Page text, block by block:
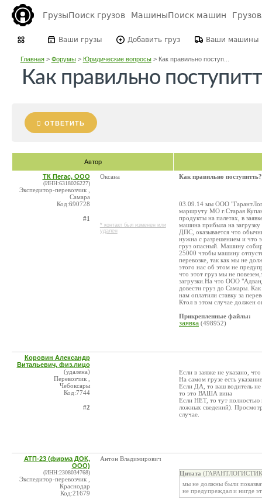
ГрузыПоиск грузов МашиныПоиск машин
Ваши грузы Добавить груз Ваши машины
Главная> Форумы> Юридические вопросы> Как правильно поступ...
Как правильно
ОТВЕТИТЬ
Автор
ТК Пегас, ООО
(ИНН:6318026227)
Экспедитор-перевозчик ,
Самара
Код:690728
#1
Оксана
* контакт был изменен или
удален
Как правильно поступитть?
03.09.14 мы ООО
маршруту МО г.Старая
продукты на палетах, в
машина прибыла на загрузку
ДПС, оказывается что
нужна с разрешением и что
груз опасный. Машину
25000 чтобы машину
перевозке, так как мы не
этого нас об этом не
что этот груз мы не
загрузки.На что ООО
довести груз до Самары.
нам оплатили ставку за
Ктол в этом случае должен
Прикрепленные файлы:
заявка (498952)
Коровин Александр
Витальевич, физ.лицо
(удалена)
Перевозчик ,
Чебоксары
Код:7744
#2
Если в заявке не указано,
На самом грузе есть
Если ДА, то ваш водитель не
то это ВАША вина
Если НЕТ, то тут полностью
ложных сведений).
случае.
АТП-23 (фирма ДОК,
ООО)
(ИНН:2308034768)
Экспедитор-перевозчик ,
Краснодар
Код:21679
Антон Владимирович
Цитата
мы не должны были
не предупреждал и нигде